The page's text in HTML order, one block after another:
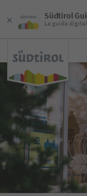
Südtirol
La guida